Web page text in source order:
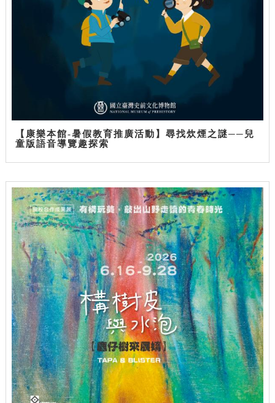
【康樂本館-暑假教育推廣活動】尋找炊煙之謎──兒
童版語音導覽趣探索